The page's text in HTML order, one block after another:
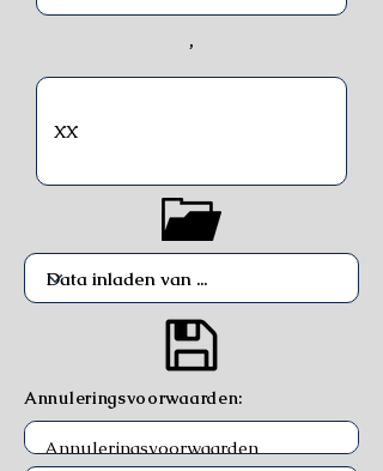
,
Annuleringsvoorwaarden: